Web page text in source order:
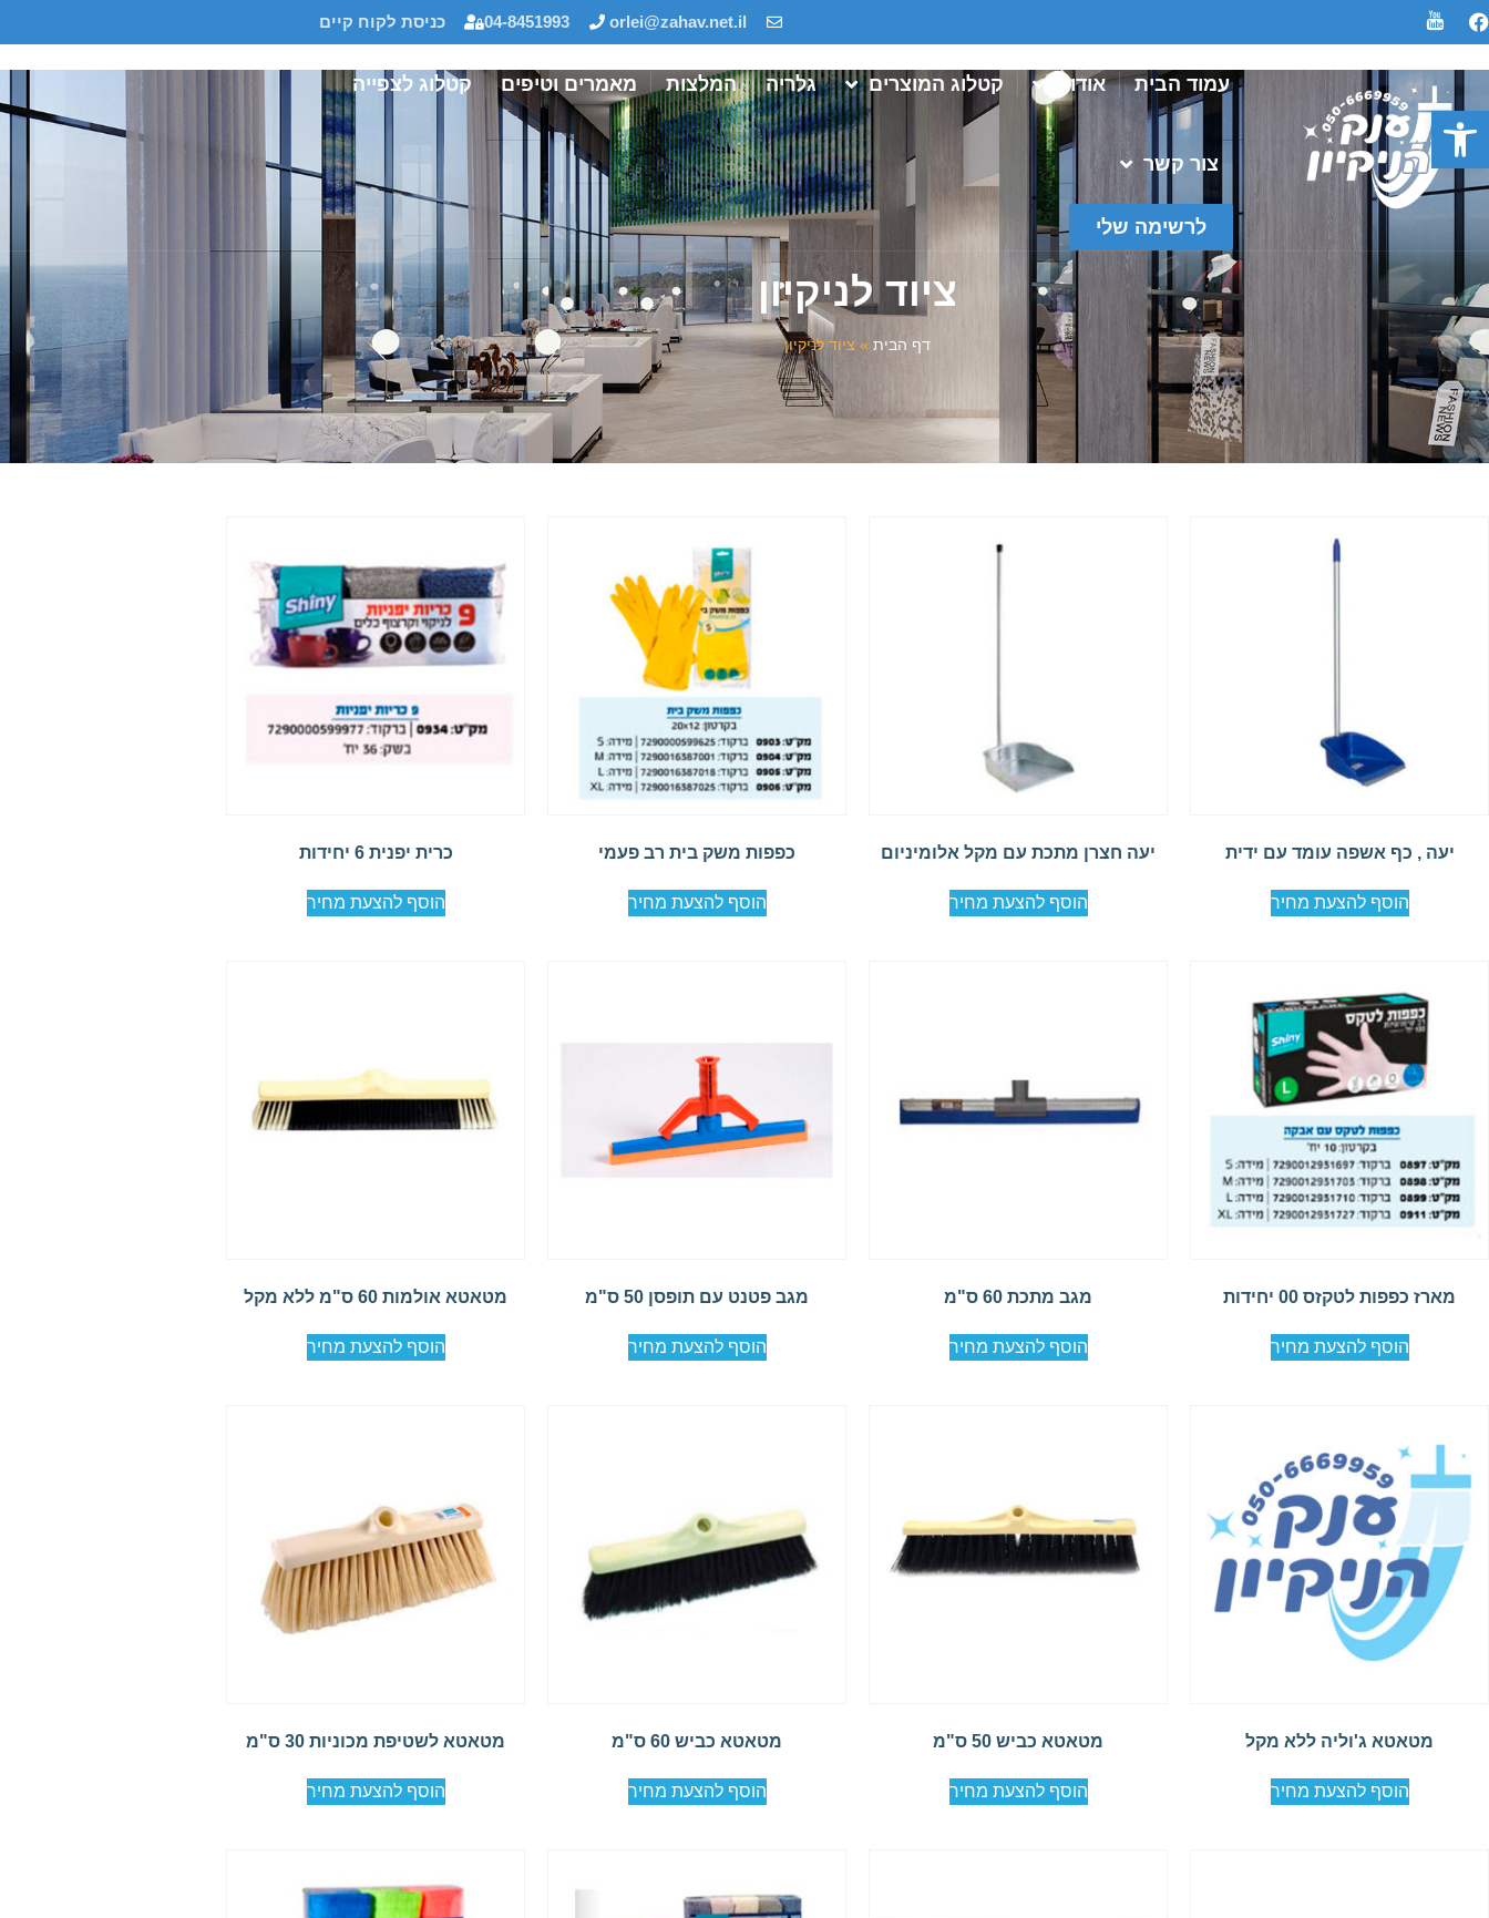
פתח סרגל נגישות
orlei@zahav.net.il
04-8451993 כניסת לקוח קיים
עמוד הבית אודות קטלוג המוצרים גלריה המלצות מאמרים וטיפים קטלוג לצפייה
צור קשר
לרשימה שלי
ציוד לניקיון
דף הבית » ציוד לניקיון
יעה , כף אשפה עומד עם ידית
הוסף להצעת מחיר
יעה חצרן מתכת עם מקל אלומיניום
הוסף להצעת מחיר
כפפות משק בית רב פעמי
הוסף להצעת מחיר
כרית יפנית 6 יחידות
הוסף להצעת מחיר
מארז כפפות לטקזס 00 יחידות
הוסף להצעת מחיר
מגב מתכת 60 ס"מ
הוסף להצעת מחיר
מגב פטנט עם תופסן 50 ס"מ
הוסף להצעת מחיר
מטאטא אולמות 60 ס"מ ללא מקל
הוסף להצעת מחיר
מטאטא ג'וליה ללא מקל
הוסף להצעת מחיר
מטאטא כביש 50 ס"מ
הוסף להצעת מחיר
מטאטא כביש 60 ס"מ
הוסף להצעת מחיר
מטאטא לשטיפת מכוניות 30 ס"מ
הוסף להצעת מחיר